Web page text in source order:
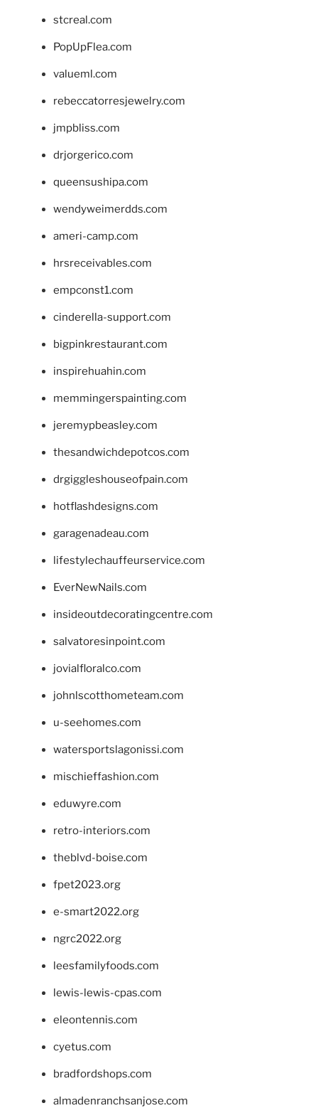
stcreal.com
PopUpFlea.com
valueml.com
rebeccatorresjewelry.com
jmpbliss.com
drjorgerico.com
queensushipa.com
wendyweimerdds.com
ameri-camp.com
hrsreceivables.com
empconst1.com
cinderella-support.com
bigpinkrestaurant.com
inspirehuahin.com
memmingerspainting.com
jeremypbeasley.com
thesandwichdepotcos.com
drgiggleshouseofpain.com
hotflashdesigns.com
garagenadeau.com
lifestylechauffeurservice.com
EverNewNails.com
insideoutdecoratingcentre.com
salvatoresinpoint.com
jovialfloralco.com
johnlscotthometeam.com
u-seehomes.com
watersportslagonissi.com
mischieffashion.com
eduwyre.com
retro-interiors.com
theblvd-boise.com
fpet2023.org
e-smart2022.org
ngrc2022.org
leesfamilyfoods.com
lewis-lewis-cpas.com
eleontennis.com
cyetus.com
bradfordshops.com
almadenranchsanjose.com